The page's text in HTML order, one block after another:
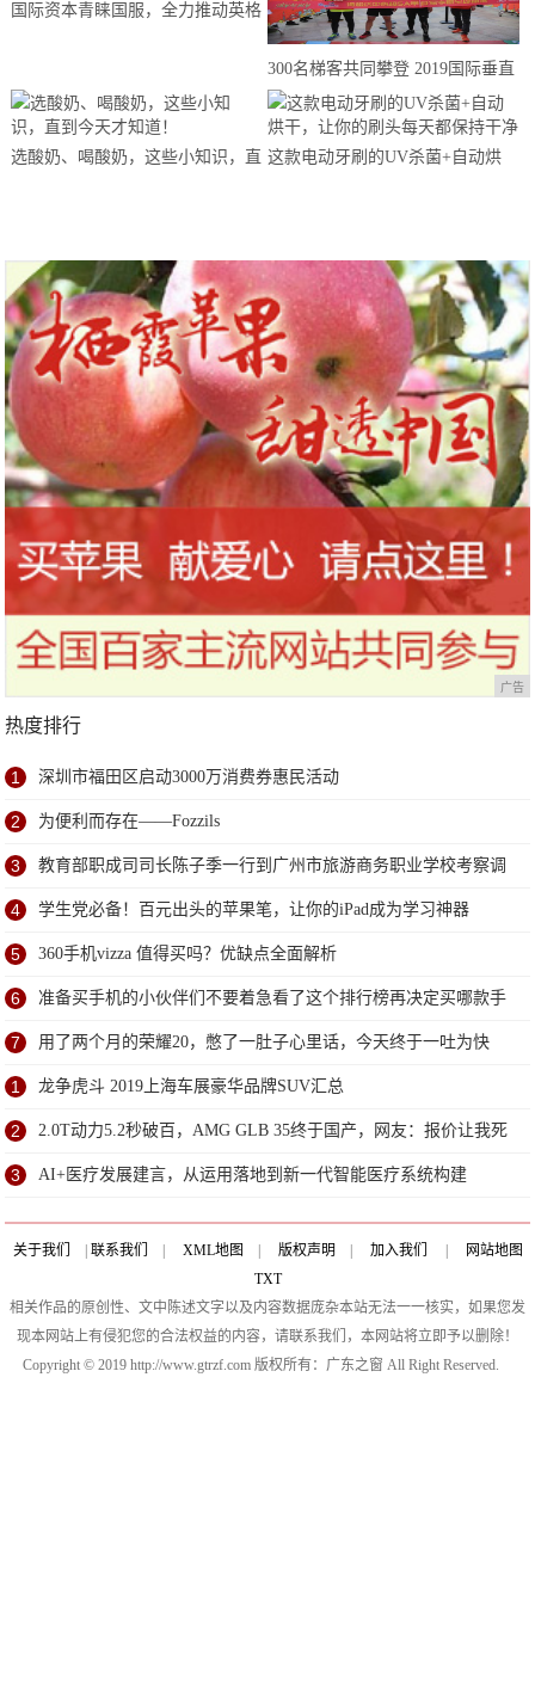
国际资本青睐国服，全力推动英格
300名梯客共同攀登 2019国际垂直
马拉松超级精英赛顺德海骏达中心
站欢乐开跑
选酸奶、喝酸奶，这些小知识，直 这款电动牙刷的UV杀菌+自动烘
广告
热度排行
1 深圳市福田区启动3000万消费券惠民活动
2 为便利而存在——Fozzils
3 教育部职成司司长陈子季一行到广州市旅游商务职业学校考察调
研
4 学生党必备！百元出头的苹果笔，让你的iPad成为学习神器
5 360手机vizza 值得买吗？优缺点全面解析
6 准备买手机的小伙伴们不要着急看了这个排行榜再决定买哪款手
机吧
7 用了两个月的荣耀20，憋了一肚子心里话，今天终于一吐为快
1 龙争虎斗 2019上海车展豪华品牌SUV汇总
2 2.0T动力5.2秒破百，AMG GLB 35终于国产，网友：报价让我死
心
3 AI+医疗发展建言，从运用落地到新一代智能医疗系统构建
关于我们 联系我们 XML地图 版权声明 加入我们
网站地图
TXT
相关作品的原创性、文中陈述文字以及内容数据庞杂本站无法一一核实，如果您发
现本网站上有侵犯您的合法权益的内容，请联系我们，本网站将立即予以删除！
Copyright © 2019 http://www.gtrzf.com 版权所有：广东之窗 All Right Reserved.